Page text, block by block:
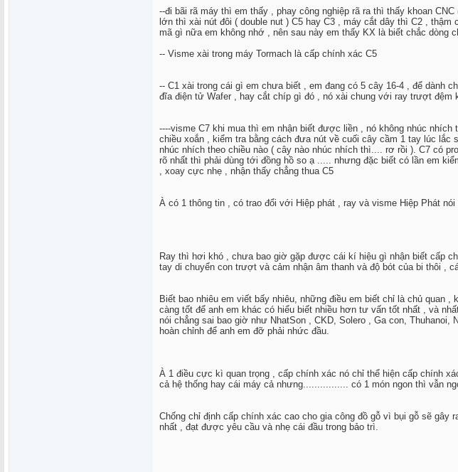
--đi bãi rã máy thì em thấy , phay công nghiệp rã ra thì thấy khoan
lớn thì xài nút đôi ( double nut ) C5 hay C3 , máy cắt dây thì C2 ,
mã gì nữa em không nhớ , nên sau này em thấy KX là biết chắc dòng
-- Visme xài trong máy Tormach là cấp chính xác C5
-- C1 xài trong cái gì em chưa biết , em đang có 5 cây 16-4 , để dành
đĩa điện tử Wafer , hay cắt chíp gì đó , nó xài chung với ray trượt đệm
----visme C7 khi mua thì em nhận biết được liền , nó không nhúc
chiều xoắn , kiểm tra bằng cách đưa nút về cuối cây cầm 1 tay lúc
nhúc nhích theo chiều nào ( cây nào nhúc nhích thì.... rơ rồi ). C7 có
rõ nhất thì phải dùng tới đồng hồ so ạ ..... nhưng đặc biết có lần em
, xoay cực nhẹ , nhận thấy chẳng thua C5
À có 1 thông tin , có trao đổi với Hiệp phát , ray và visme Hiệp Phát
Ray thì hơi khó , chưa bao giờ gặp được cái kí hiệu gì nhận biết cấp
tay di chuyển con trượt và cảm nhận âm thanh và độ bót của bi thôi ,
Biết bao nhiêu em viết bấy nhiêu, những điều em biết chỉ là chủ quan
càng tốt để anh em khác có hiểu biết nhiều hơn tư vấn tốt nhất , và
nói chẳng sai bao giờ như NhatSon , CKD, Solero , Ga con,
hoàn chỉnh để anh em đỡ phải nhức đầu.
À 1 điều cực kì quan trọng , cấp chính xác nó chỉ thể hiện cấp chính
cả hệ thống hay cái máy cả nhưng................ có 1 món ngon thì vẫn
Chống chỉ định cấp chính xác cao cho gia công đồ gỗ vì bụi gỗ sẽ
nhất , đạt được yêu cầu và nhẹ cái đầu trong bảo trì.